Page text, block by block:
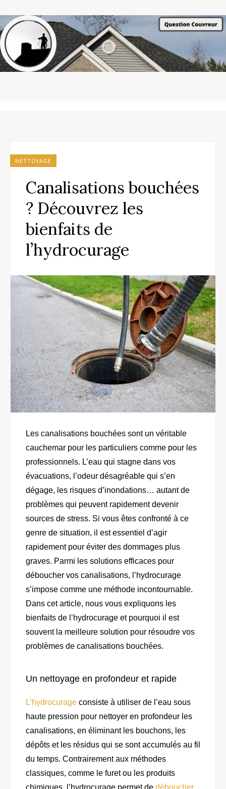
NETTOYAGE
Canalisations bouchées
? Découvrez les
bienfaits de
l’hydrocurage
Les canalisations bouchées sont un véritable
cauchemar pour les particuliers comme pour les
professionnels. L’eau qui stagne dans vos
évacuations, l’odeur désagréable qui s’en
dégage, les risques d’inondations… autant de
problèmes qui peuvent rapidement devenir
sources de stress. Si vous êtes confronté à ce
genre de situation, il est essentiel d’agir
rapidement pour éviter des dommages plus
graves. Parmi les solutions efficaces pour
déboucher vos canalisations, l’hydrocurage
s’impose comme une méthode incontournable.
Dans cet article, nous vous expliquons les
bienfaits de l’hydrocurage et pourquoi il est
souvent la meilleure solution pour résoudre vos
problèmes de canalisations bouchées.
Un nettoyage en profondeur et rapide
L’hydrocurage consiste à utiliser de l’eau sous
haute pression pour nettoyer en profondeur les
canalisations, en éliminant les bouchons, les
dépôts et les résidus qui se sont accumulés au fil
du temps. Contrairement aux méthodes
classiques, comme le furet ou les produits
chimiques, l’hydrocurage permet de déboucher